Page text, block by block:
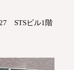
STSビル1階